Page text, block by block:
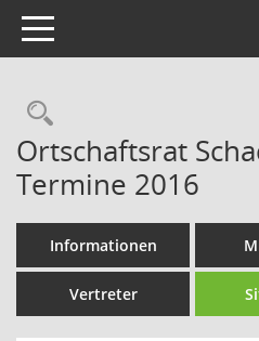
Toggle navigation
Rechercheauswahl
Ortschaftsrat
Termine 2016
Informationen
Vertreter